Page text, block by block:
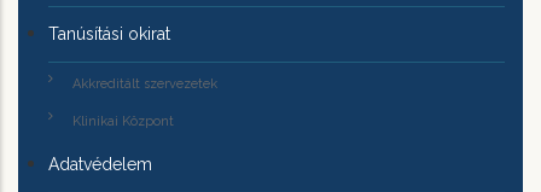
Tanúsítási okirat
Akkreditált szervezetek
Klinikai Központ
Adatvédelem